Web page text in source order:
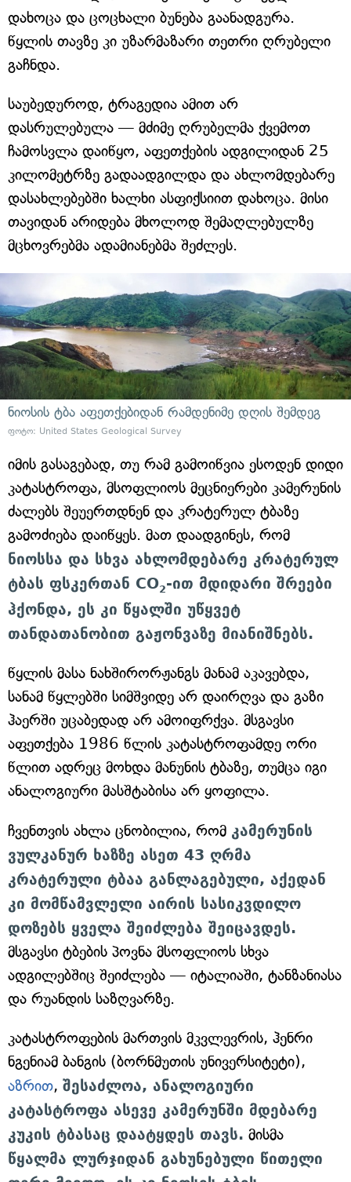
დახოცა და ცოცხალი ბუნება გაანადგურა.
წყლის თავზე კი უზარმაზარი თეთრი ღრუბელი
გაჩნდა.
საუბედუროდ, ტრაგედია ამით არ
დასრულებულა — მძიმე ღრუბელმა ქვემოთ
ჩამოსვლა დაიწყო, აფეთქების ადგილიდან 25
კილომეტრზე გადაადგილდა და ახლომდებარე
დასახლებებში ხალხი ასფიქსიით დახოცა. მისი
თავიდან არიდება მხოლოდ შემაღლებულზე
მცხოვრებმა ადამიანებმა შეძლეს.
ნიოსის ტბა აფეთქებიდან რამდენიმე დღის შემდეგ
ფოტო: United States Geological Survey
იმის გასაგებად, თუ რამ გამოიწვია ესოდენ დიდი
კატასტროფა, მსოფლიოს მეცნიერები კამერუნის
ძალებს შეუერთდნენ და კრატერულ ტბაზე
გამოძიება დაიწყეს. მათ დაადგინეს, რომ
ნიოსსა და სხვა ახლომდებარე კრატერულ
ტბას ფსკერთან CO2-ით მდიდარი შრეები
ჰქონდა, ეს კი წყალში უწყვეტ
თანდათანობით გაჟონვაზე მიანიშნებს.
წყლის მასა ნახშირორჟანგს მანამ აკავებდა,
სანამ წყლებში სიმშვიდე არ დაირღვა და გაზი
ჰაერში უცაბედად არ ამოიფრქვა. მსგავსი
აფეთქება 1986 წლის კატასტროფამდე ორი
წლით ადრეც მოხდა მანუნის ტბაზე, თუმცა იგი
ანალოგიური მასშტაბისა არ ყოფილა.
ჩვენთვის ახლა ცნობილია, რომ კამერუნის
ვულკანურ ხაზზე ასეთ 43 ღრმა
კრატერული ტბაა განლაგებული, აქედან
კი მომწამვლელი აირის სასიკვდილო
დოზებს ყველა შეიძლება შეიცავდეს.
მსგავსი ტბების პოვნა მსოფლიოს სხვა
ადგილებშიც შეიძლება — იტალიაში, ტანზანიასა
და რუანდის საზღვარზე.
კატასტროფების მართვის მკვლევრის, ჰენრი
ნგენიამ ბანგის (ბორნმუთის უნივერსიტეტი),
აზრით, შესაძლოა, ანალოგიური
კატასტროფა ასევე კამერუნში მდებარე
კუკის ტბასაც დაატყდეს თავს. მისმა
წყალმა ლურჯიდან გახუნებული წითელი